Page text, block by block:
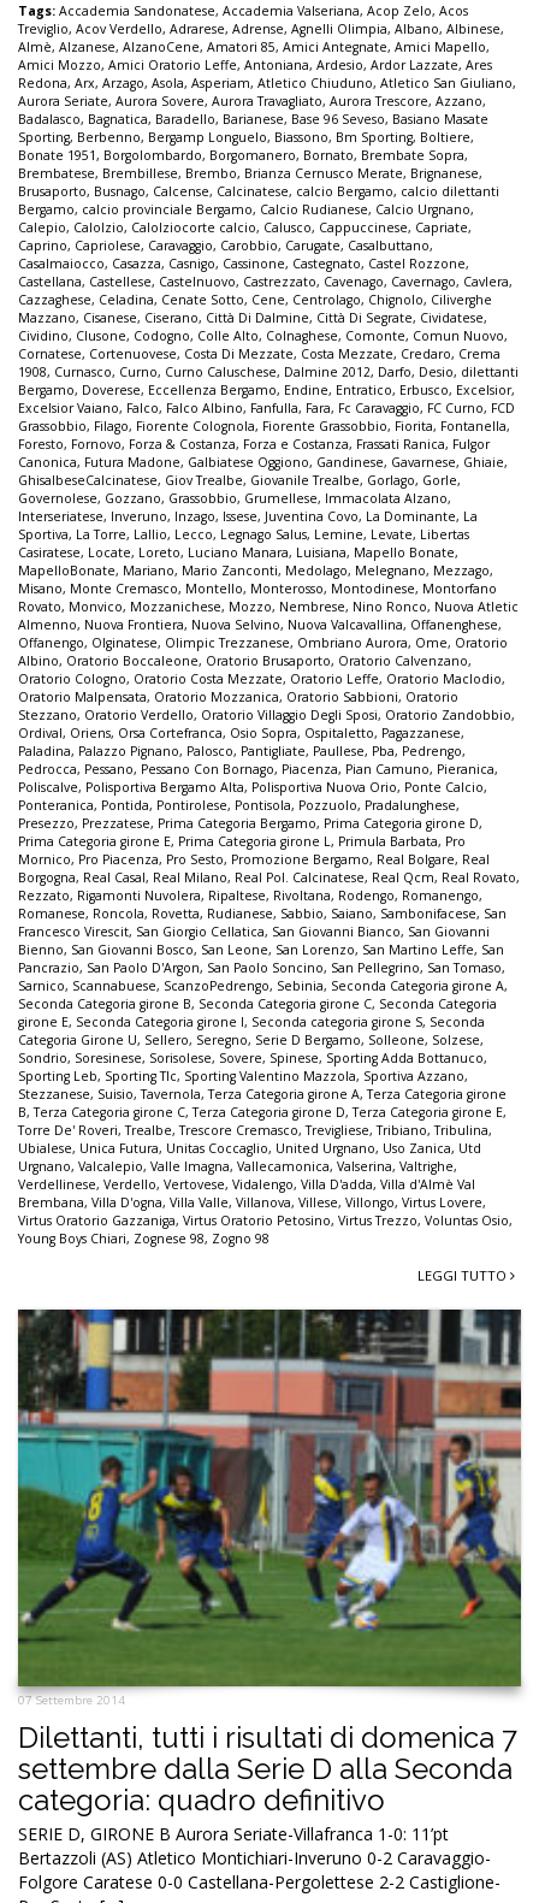
Tags: Accademia Sandonatese, Accademia Valseriana, Acop Zelo, Acos
Treviglio, Acov Verdello, Adrarese, Adrense, Agnelli Olimpia, Albano, Albinese,
Almè, Alzanese, AlzanoCene, Amatori 85, Amici Antegnate, Amici Mapello,
Amici Mozzo, Amici Oratorio Leffe, Antoniana, Ardesio, Ardor Lazzate, Ares
Redona, Arx, Arzago, Asola, Asperiam, Atletico Chiuduno, Atletico San Giuliano,
Aurora Seriate, Aurora Sovere, Aurora Travagliato, Aurora Trescore, Azzano,
Badalasco, Bagnatica, Baradello, Barianese, Base 96 Seveso, Basiano Masate
Sporting, Berbenno, Bergamp Longuelo, Biassono, Bm Sporting, Boltiere,
Bonate 1951, Borgolombardo, Borgomanero, Bornato, Brembate Sopra,
Brembatese, Brembillese, Brembo, Brianza Cernusco Merate, Brignanese,
Brusaporto, Busnago, Calcense, Calcinatese, calcio Bergamo, calcio dilettanti
Bergamo, calcio provinciale Bergamo, Calcio Rudianese, Calcio Urgnano,
Calepio, Calolzio, Calolziocorte calcio, Calusco, Cappuccinese, Capriate,
Caprino, Capriolese, Caravaggio, Carobbio, Carugate, Casalbuttano,
Casalmaiocco, Casazza, Casnigo, Cassinone, Castegnato, Castel Rozzone,
Castellana, Castellese, Castelnuovo, Castrezzato, Cavenago, Cavernago, Cavlera,
Cazzaghese, Celadina, Cenate Sotto, Cene, Centrolago, Chignolo, Ciliverghe
Mazzano, Cisanese, Ciserano, Città Di Dalmine, Città Di Segrate, Cividatese,
Cividino, Clusone, Codogno, Colle Alto, Colnaghese, Comonte, Comun Nuovo,
Cornatese, Cortenuovese, Costa Di Mezzate, Costa Mezzate, Credaro, Crema
1908, Curnasco, Curno, Curno Caluschese, Dalmine 2012, Darfo, Desio, dilettanti
Bergamo, Doverese, Eccellenza Bergamo, Endine, Entratico, Erbusco, Excelsior,
Excelsior Vaiano, Falco, Falco Albino, Fanfulla, Fara, Fc Caravaggio, FC Curno, FCD
Grassobbio, Filago, Fiorente Colognola, Fiorente Grassobbio, Fiorita, Fontanella,
Foresto, Fornovo, Forza & Costanza, Forza e Costanza, Frassati Ranica, Fulgor
Canonica, Futura Madone, Galbiatese Oggiono, Gandinese, Gavarnese, Ghiaie,
GhisalbeseCalcinatese, Giov Trealbe, Giovanile Trealbe, Gorlago, Gorle,
Governolese, Gozzano, Grassobbio, Grumellese, Immacolata Alzano,
Interseriatese, Inveruno, Inzago, Issese, Juventina Covo, La Dominante, La
Sportiva, La Torre, Lallio, Lecco, Legnago Salus, Lemine, Levate, Libertas
Casiratese, Locate, Loreto, Luciano Manara, Luisiana, Mapello Bonate,
MapelloBonate, Mariano, Mario Zanconti, Medolago, Melegnano, Mezzago,
Misano, Monte Cremasco, Montello, Monterosso, Montodinese, Montorfano
Rovato, Monvico, Mozzanichese, Mozzo, Nembrese, Nino Ronco, Nuova Atletic
Almenno, Nuova Frontiera, Nuova Selvino, Nuova Valcavallina, Offanenghese,
Offanengo, Olginatese, Olimpic Trezzanese, Ombriano Aurora, Ome, Oratorio
Albino, Oratorio Boccaleone, Oratorio Brusaporto, Oratorio Calvenzano,
Oratorio Cologno, Oratorio Costa Mezzate, Oratorio Leffe, Oratorio Maclodio,
Oratorio Malpensata, Oratorio Mozzanica, Oratorio Sabbioni, Oratorio
Stezzano, Oratorio Verdello, Oratorio Villaggio Degli Sposi, Oratorio Zandobbio,
Ordival, Oriens, Orsa Cortefranca, Osio Sopra, Ospitaletto, Pagazzanese,
Paladina, Palazzo Pignano, Palosco, Pantigliate, Paullese, Pba, Pedrengo,
Pedrocca, Pessano, Pessano Con Bornago, Piacenza, Pian Camuno, Pieranica,
Poliscalve, Polisportiva Bergamo Alta, Polisportiva Nuova Orio, Ponte Calcio,
Ponteranica, Pontida, Pontirolese, Pontisola, Pozzuolo, Pradalunghese,
Presezzo, Prezzatese, Prima Categoria Bergamo, Prima Categoria girone D,
Prima Categoria girone E, Prima Categoria girone L , Primula Barbata, Pro
Mornico, Pro Piacenza, Pro Sesto, Promozione Bergamo, Real Bolgare, Real
Borgogna, Real Casal, Real Milano, Real Pol. Calcinatese, Real Qcm, Real Rovato,
Rezzato, Rigamonti Nuvolera, Ripaltese, Rivoltana, Rodengo, Romanengo,
Romanese, Roncola, Rovetta, Rudianese, Sabbio, Saiano, Sambonifacese, San
Francesco Virescit, San Giorgio Cellatica, San Giovanni Bianco, San Giovanni
Bienno, San Giovanni Bosco, San Leone, San Lorenzo, San Martino Leffe, San
Pancrazio, San Paolo D'Argon, San Paolo Soncino, San Pellegrino, San Tomaso,
Sarnico, Scannabuese, ScanzoPedrengo, Sebinia, Seconda Categoria girone A,
Seconda Categoria girone B, Seconda Categoria girone C, Seconda Categoria
girone E, Seconda Categoria girone I, Seconda categoria girone S, Seconda
Categoria Girone U, Sellero, Seregno, Serie D Bergamo, Solleone, Solzese,
Sondrio, Soresinese, Sorisolese, Sovere, Spinese, Sporting Adda Bottanuco,
Sporting Leb, Sporting Tlc, Sporting Valentino Mazzola, Sportiva Azzano,
Stezzanese, Suisio,Tavernola,Terza Categoria girone A,Terza Categoria girone
B,Terza Categoria girone C,Terza Categoria girone D,Terza Categoria girone E,
Torre De' Roveri,Trealbe,Trescore Cremasco,Trevigliese,Tribiano,Tribulina,
Ubialese, Unica Futura, Unitas Coccaglio, United Urgnano, Uso Zanica, Utd
Urgnano, Valcalepio, Valle Imagna, Vallecamonica, Valserina, Valtrighe,
Verdellinese, Verdello, Vertovese, Vidalengo, Villa D'adda, Villa d'Almè Val
Brembana, Villa D'ogna, Villa Valle, Villanova, Villese, Villongo, Virtus Lovere,
Virtus Oratorio Gazzaniga, Virtus Oratorio Petosino, Virtus Trezzo, Voluntas Osio,
Young Boys Chiari, Zognese 98, Zogno 98
LEGGI TUTTO
07 Settembre 2014
Dilettanti, tutti i risultati di domenica 7
settembre dalla Serie D alla Seconda
categoria: quadro definitivo
SERIE D, GIRONE B Aurora Seriate-Villafranca 1-0: 11’pt
Bertazzoli (AS) Atletico Montichiari-Inveruno 0-2 Caravaggio-
Folgore Caratese 0-0 Castellana-Pergolettese 2-2 Castiglione-